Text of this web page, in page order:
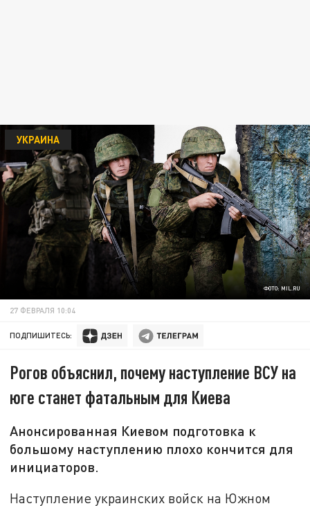
ФОТО: MIL.RU
УКРАИНА
27 ФЕВРАЛЯ 10:04
ПОДПИШИТЕСЬ:
Рогов объяснил, почему наступление ВСУ на
юге станет фатальным для Киева
Анонсированная Киевом подготовка к
большому наступлению плохо кончится для
инициаторов.
Наступление украинских войск на Южном